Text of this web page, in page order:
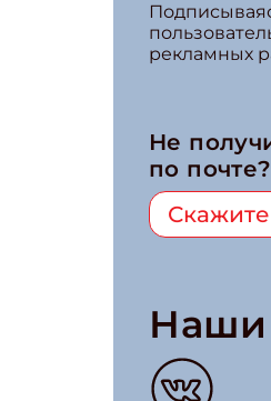
рекламных
Не
по почте?
Наши